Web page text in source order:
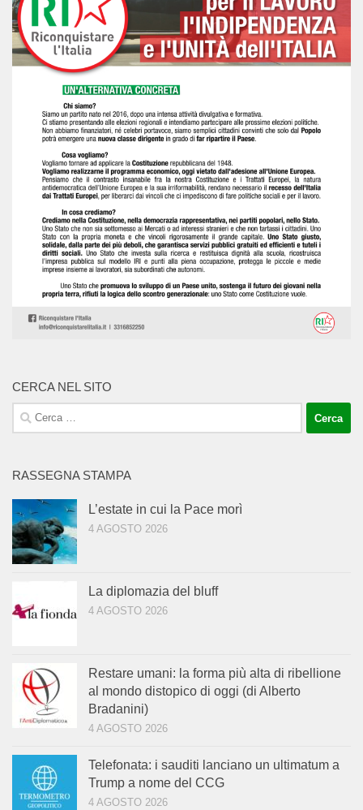
CERCA NEL SITO
Ricerca
per:
RASSEGNA STAMPA
L’estate in cui la Pace morì
4 AGOSTO 2026
La diplomazia del bluff
4 AGOSTO 2026
Restare umani: la forma più alta di ribellione
al mondo distopico di oggi (di Alberto
Bradanini)
4 AGOSTO 2026
Telefonata: i sauditi lanciano un ultimatum a
Trump a nome del CCG
4 AGOSTO 2026